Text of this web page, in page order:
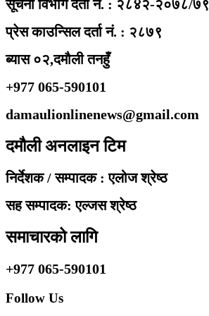
सूचना विभाग दर्ता नं. : २८४२-२०७८/७९
प्रेस काउन्सिल दर्ता नं. : २८७९
ब्यास ०२,दमौली तनहुँ
+977 065-590101
damaulionlinenews@gmail.com
दमौली अनलाइन टिम
निर्देशक / सम्पादक : एलोज श्रेष्ठ
सह सम्पादक: एल्जस श्रेष्ठ
समाचारको लागि
+977 065-590101
Follow Us